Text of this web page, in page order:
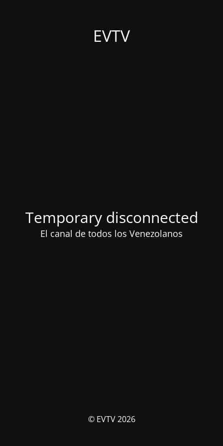
EVTV
Temporary disconnected
El canal de todos los Venezolanos
© EVTV 2026